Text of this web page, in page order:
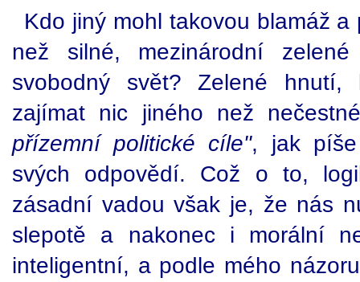
Kdo jiný mohl takovou blamáž
než silné, mezinárodní
svobodný svět? Zelené
zajímat nic jiného než
přízemní politické cíle", jak
svých odpovědí. Což o to,
zásadní vadou však je, že nás
slepotě a nakonec i morální
inteligentní, a podle mého